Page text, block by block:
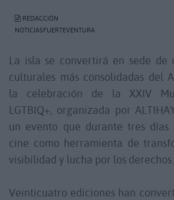
REDACCIÓN
NOTICIASFUERTEVENTURA
La isla se convertirá en sede de
culturales más consolidadas del
la celebración de la XXIV
LGTBIQ+, organizada por
un evento que durante tres
cine como herramienta de
visibilidad y lucha por los derechos.
Veinticuatro ediciones han